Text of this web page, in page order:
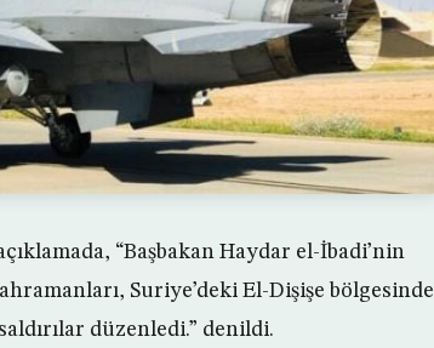
“Başbakan Haydar el-İbadi’nin
Suriye’deki El-Dişişe bölgesinde
düzenledi.” denildi.